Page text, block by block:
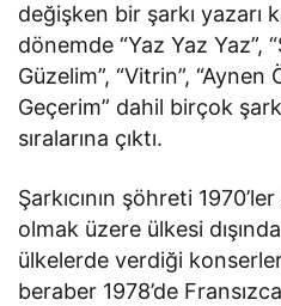
değişken bir şarkı yazarı
dönemde “Yaz Yaz Yaz”,
Güzelim”, “Vitrin”, “Aynen
Geçerim” dahil birçok
sıralarına çıktı.
Şarkıcının şöhreti
olmak üzere ülkesi
ülkelerde verdiği
beraber 1978’de